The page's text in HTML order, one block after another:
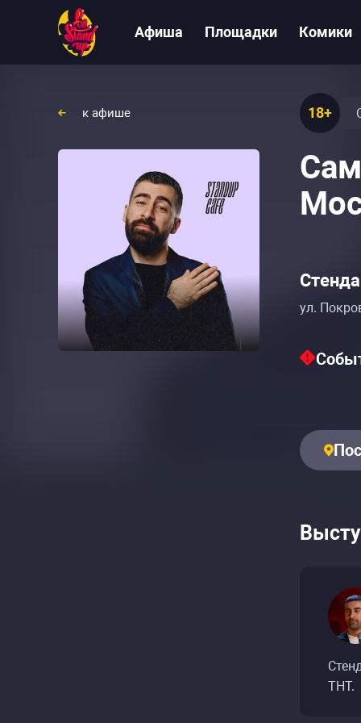
Афиша Площадки Комики
к афише 18+
ул.
ТНТ.